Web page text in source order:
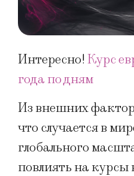
Интересно!Курс
года по дням
Из внешних
что случается в
глобального
повлиять на курсы